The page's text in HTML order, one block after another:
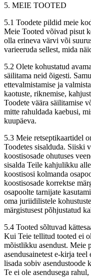
5. MEIE TOOTED
5.1 Toodete pildid meie
Meie Tooted võivad pisut
olla erineva värvi või
varieeruda sellest, mida
5.2 Olete kohustatud
säilitama neid õigesti.
ettevalmistamise ja
kaotuste, riknemise,
Toodete väära säilitamise
mitte rahuldada kaebusi,
kuupäeva.
5.3 Meie retseptikaartidel
Toodetes sisalduda. Siiski
koostisosade ohutuses
sisalda Teile kahjulikku
koostisosi kolmanda
koostisosade korrektse
osapoolte tarnijate
oma juriidilistele
märgistusest põhjustatud
5.4 Tooted sõltuvad
Kui Teie tellitud tooted ei
mõistlikku asendust. Meie
asendusainetest e-kirja
lisada sobiv asendustoode
Te ei ole asendusega